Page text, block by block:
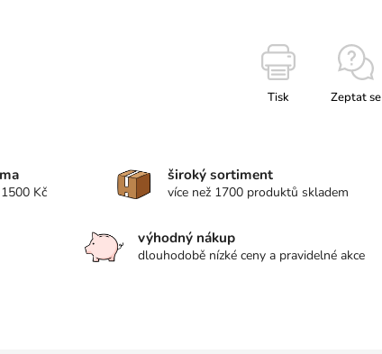
Tisk Zeptat se
Kč
široký sortiment
více než 1700 produktů skladem
výhodný nákup
dlouhodobě nízké ceny a pravidelné akce